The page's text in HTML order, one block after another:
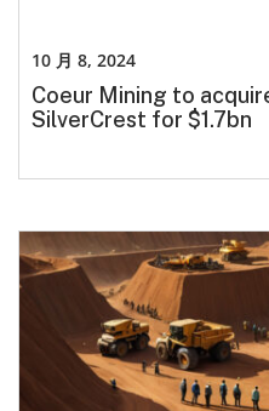
Coeur Mining to
SilverCrest for $1.7bn
10 月 8, 2024